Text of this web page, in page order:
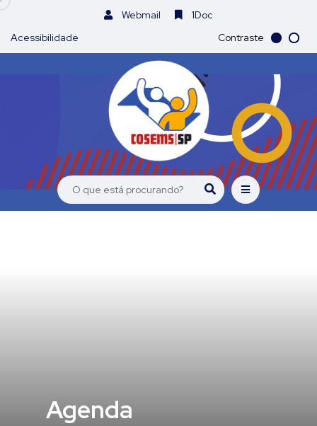
Webmail
1Doc
Acessibilidade
Contraste
Agenda